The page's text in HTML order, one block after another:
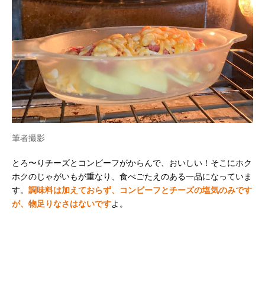
筆者撮影
とろ〜りチーズとコンビーフがからんで、おいしい！そこにホク
ホクのじゃがいもが重なり、食べごたえのある一品になっていま
す。 調味料は加えておらず、コンビーフとチーズの塩気のみです
が、物足りなさはないですよ。